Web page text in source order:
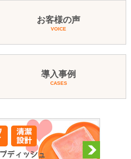
お客様の声
VOICE
導入事例
CASES